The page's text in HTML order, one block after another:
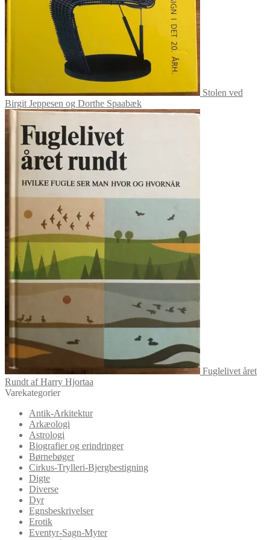
Stolen ved
Birgit Jeppesen og Dorthe Spaabæk
Fuglelivet året
Rundt af Harry Hjortaa
Varekategorier
Antik-Arkitektur
Arkæologi
Astrologi
Biografier og erindringer
Børnebøger
Cirkus-Trylleri-Bjergbestigning
Digte
Diverse
Dyr
Egnsbeskrivelser
Erotik
Eventyr-Sagn-Myter